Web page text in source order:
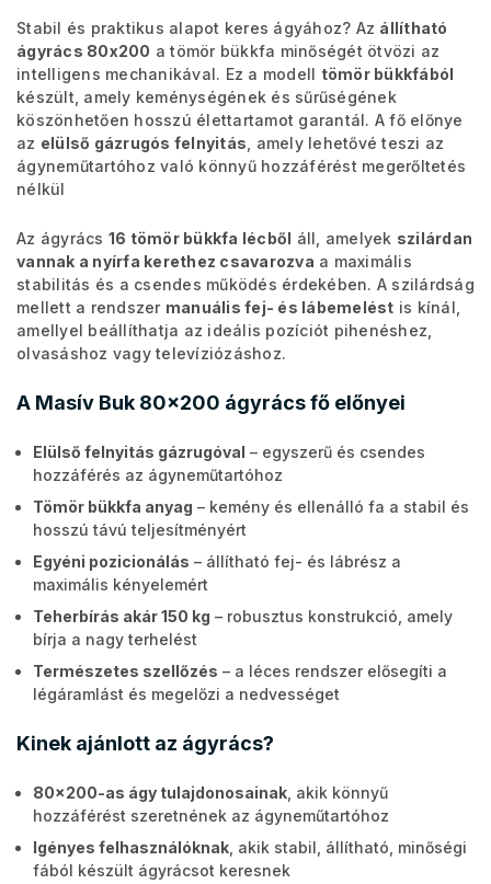
Stabil és praktikus alapot keres ágyához? Az állítható
ágyrács 80x200 a tömör bükkfa minőségét ötvözi az
intelligens mechanikával. Ez a modell tömör bükkfából
készült, amely keménységének és sűrűségének
köszönhetően hosszú élettartamot garantál. A fő előnye
az elülső gázrugós felnyitás , amely lehetővé teszi az
ágyneműtartóhoz való könnyű hozzáférést megerőltetés
nélkül
Az ágyrács 16 tömör bükkfa lécből áll, amelyek szilárdan
vannak a nyírfa kerethez csavarozva a maximális
stabilitás és a csendes működés érdekében. A szilárdság
mellett a rendszer manuális fej- és lábemelést is kínál,
amellyel beállíthatja az ideális pozíciót pihenéshez,
olvasáshoz vagy televíziózáshoz.
A Masív Buk 80x200 ágyrács fő előnyei
Elülső felnyitás gázrugóval – egyszerű és csendes
hozzáférés az ágyneműtartóhoz
Tömör bükkfa anyag – kemény és ellenálló fa a stabil és
hosszú távú teljesítményért
Egyéni pozicionálás – állítható fej- és lábrész a
maximális kényelemért
Teherbírás akár 150 kg – robusztus konstrukció, amely
bírja a nagy terhelést
Természetes szellőzés – a léces rendszer elősegíti a
légáramlást és megelőzi a nedvességet
Kinek ajánlott az ágyrács?
80x200-as ágy tulajdonosainak , akik könnyű
hozzáférést szeretnének az ágyneműtartóhoz
Igényes felhasználóknak , akik stabil, állítható, minőségi
fából készült ágyrácsot keresnek